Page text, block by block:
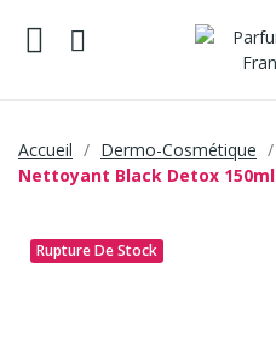
Accueil Dermo-Cosmétique
Nettoyant Black Detox 150ml
Rupture De Stock